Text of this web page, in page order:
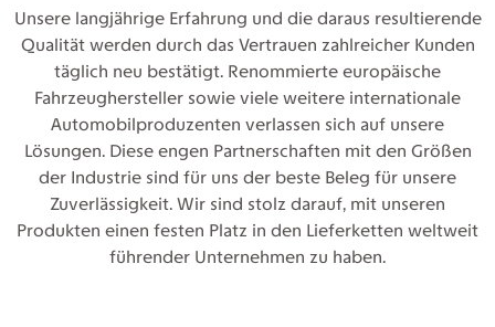
Unsere langjährige Erfahrung und die daraus resultierende
Qualität werden durch das Vertrauen zahlreicher Kunden
täglich neu bestätigt. Renommierte europäische
Fahrzeughersteller sowie viele weitere internationale
Automobilproduzenten verlassen sich auf unsere
Lösungen. Diese engen Partnerschaften mit den Größen
der Industrie sind für uns der beste Beleg für unsere
Zuverlässigkeit. Wir sind stolz darauf, mit unseren
Produkten einen festen Platz in den Lieferketten weltweit
führender Unternehmen zu haben.